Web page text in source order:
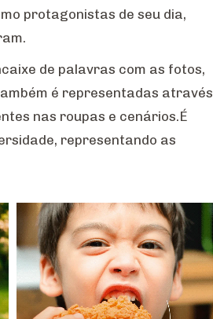
protagonistas de seu dia,
de palavras com as fotos,
é representadas através
nas roupas e cenários.É
representando as